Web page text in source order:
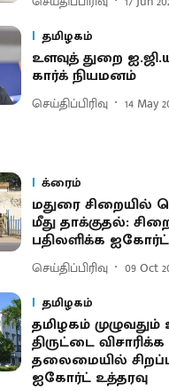
தமிழகம்
உளவுத் துறை
கார்க் நியமனம்
செய்திப்பிரிவு 14 May
க்ரைம்
மதுரை சிறையில்
மீது தாக்குதல்:
பதிலளிக்க ஐகோர்ட்
செய்திப்பிரிவு 09 Oct
தமிழகம்
தமிழகம் முழுவதும்
திருட்டை
தலைமையில்
ஐகோர்ட் உத்தரவு